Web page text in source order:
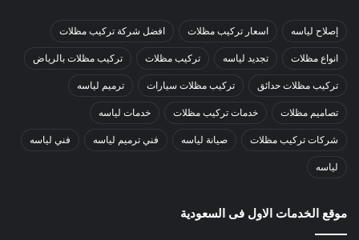
إصلاح لياسه اسعار تركيب مظلات افضل شركة تركيب مظلات
انواع مظلات تجديد لياسه تركيب مظلات تركيب مظلات بالرياض
تركيب مظلات حدائق تركيب مظلات سيارات ترميم لياسه
تصاميم مظلات خدمات تركيب مظلات خدمات لياسه
شركات تركيب مظلات صيانة لياسه فني ترميم لياسه فني لياسه
لياسه
موقع الخدمات الاول فى السعودية